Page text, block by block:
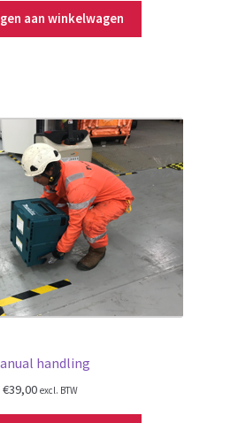
aan winkelwagen
handling
€39,00 excl. BTW